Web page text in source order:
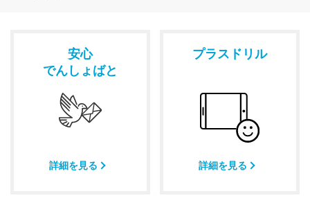
安心
でんしょばと
詳細を見る
プラスドリル
詳細を見る